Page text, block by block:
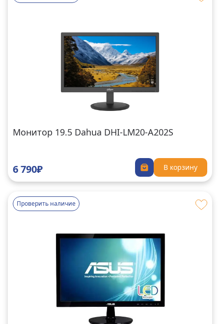
Монитор 19.5 Dahua DHI-LM20-A202S
6 790₽ В корзину
Проверить наличие